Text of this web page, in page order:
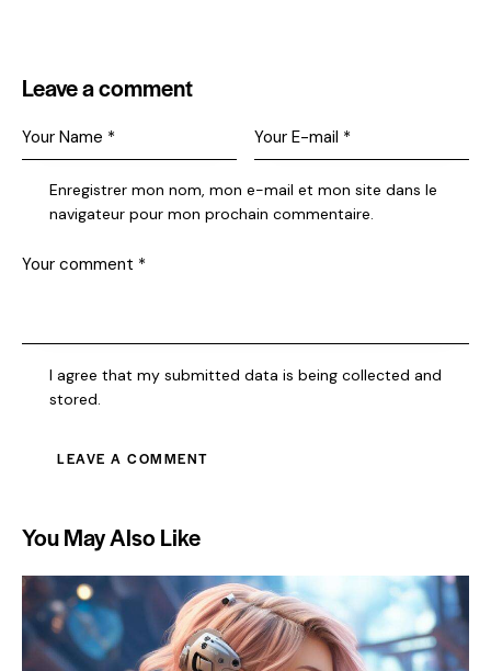
Leave a comment
Enregistrer mon nom, mon e-mail et mon site dans le
navigateur pour mon prochain commentaire.
I agree that my submitted data is being collected and
stored.
You May Also Like